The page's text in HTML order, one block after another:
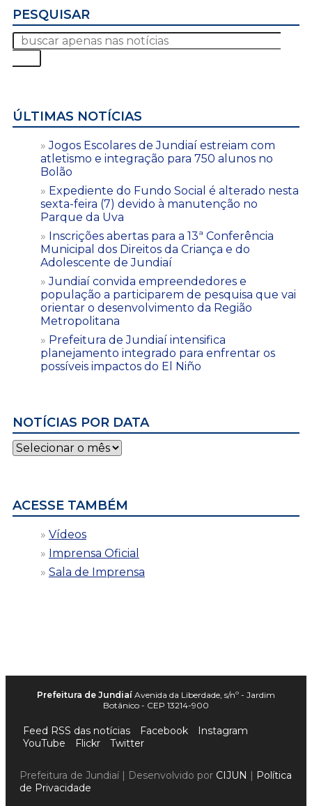
PESQUISAR
ÚLTIMAS NOTÍCIAS
Jogos Escolares de Jundiaí estreiam com
atletismo e integração para 750 alunos no
Bolão
Expediente do Fundo Social é alterado nesta
sexta-feira (7) devido à manutenção no
Parque da Uva
Inscrições abertas para a 13ª Conferência
Municipal dos Direitos da Criança e do
Adolescente de Jundiaí
Jundiaí convida empreendedores e
população a participarem de pesquisa que vai
orientar o desenvolvimento da Região
Metropolitana
Prefeitura de Jundiaí intensifica
planejamento integrado para enfrentar os
possíveis impactos do El Niño
NOTÍCIAS POR DATA
Notícias
por
ACESSE TAMBÉM
Vídeos
Imprensa Oficial
Sala de Imprensa
Prefeitura de Jundiaí Avenida da Liberdade, s/nº - Jardim
Botânico - CEP 13214-900
Feed RSS das notícias Facebook
Instagram
YouTube
Flickr Twitter
Prefeitura de Jundiaí | Desenvolvido por CIJUN | Política
de Privacidade